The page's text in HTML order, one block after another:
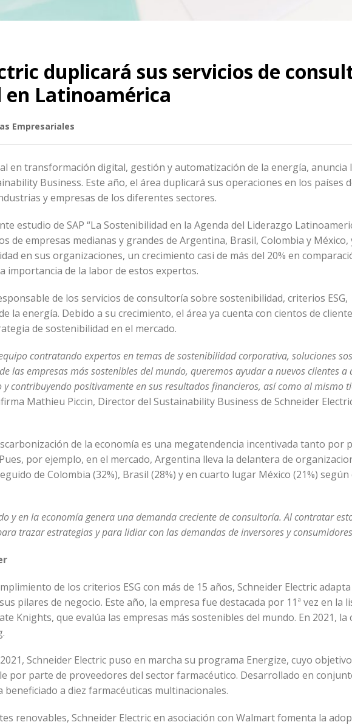
duplicará sus servicios de
Latinoamérica
Empresariales
en transformación digital, gestión y automatización de la energía, anuncia
Business. Este año, el área duplicará sus operaciones en los países
y empresas de los diferentes sectores.
estudio de SAP “La Sostenibilidad en la Agenda del Liderazgo
de empresas medianas y grandes de Argentina, Brasil, Colombia y México,
en sus organizaciones, un crecimiento casi de más del 20% en
importancia de la labor de estos expertos.
de los servicios de consultoría sobre sostenibilidad, criterios ESG,
la energía. Debido a su crecimiento, el área ya cuenta con cientos de
de sostenibilidad en el mercado.
contratando expertos en temas de sostenibilidad corporativa, soluciones
las empresas más sostenibles del mundo, queremos ayudar a nuevos clientes a
contribuyendo positivamente en sus resultados financieros, así como al mismo
Mathieu Piccin, Director del Sustainability Business de Schneider
de la economía es una megatendencia incentivada tanto por
por ejemplo, en el mercado, Argentina lleva la delantera de
de Colombia (32%), Brasil (28%) y en cuarto lugar México (21%) según
y en la economía genera una demanda creciente de consultoría. Al contratar
trazar estrategias y para lidiar con las demandas de inversores y
de los criterios ESG con más de 15 años, Schneider Electric
pilares de negocio. Este año, la empresa fue destacada por 11ª vez en la
Knights, que evalúa las empresas más sostenibles del mundo. En 2021, la
Schneider Electric puso en marcha su programa Energize, cuyo
por parte de proveedores del sector farmacéutico. Desarrollado en
a diez farmacéuticas multinacionales.
renovables, Schneider Electric en asociación con Walmart fomenta la